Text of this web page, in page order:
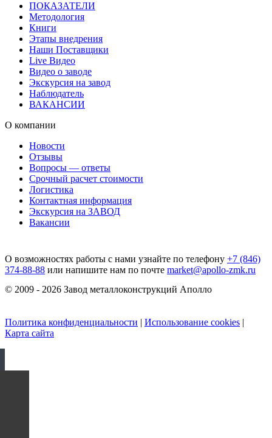
ПОКАЗАТЕЛИ
Методология
Книги
Этапы внедрения
Наши Поставщики
Live Видео
Видео о заводе
Экскурсия на завод
Наблюдатель
ВАКАНСИИ
О компании
Новости
Отзывы
Вопросы — ответы
Срочный расчет стоимости
Логистика
Контактная информация
Экскурсия на ЗАВОД
Вакансии
О возможностях работы с нами узнайте по телефону +7 (846)
374-88-88 или напишите нам по почте market@apollo-zmk.ru
© 2009 - 2026 Завод металлоконструкций Аполло
Политика конфиденциальности | Использование cookies |
Карта сайта